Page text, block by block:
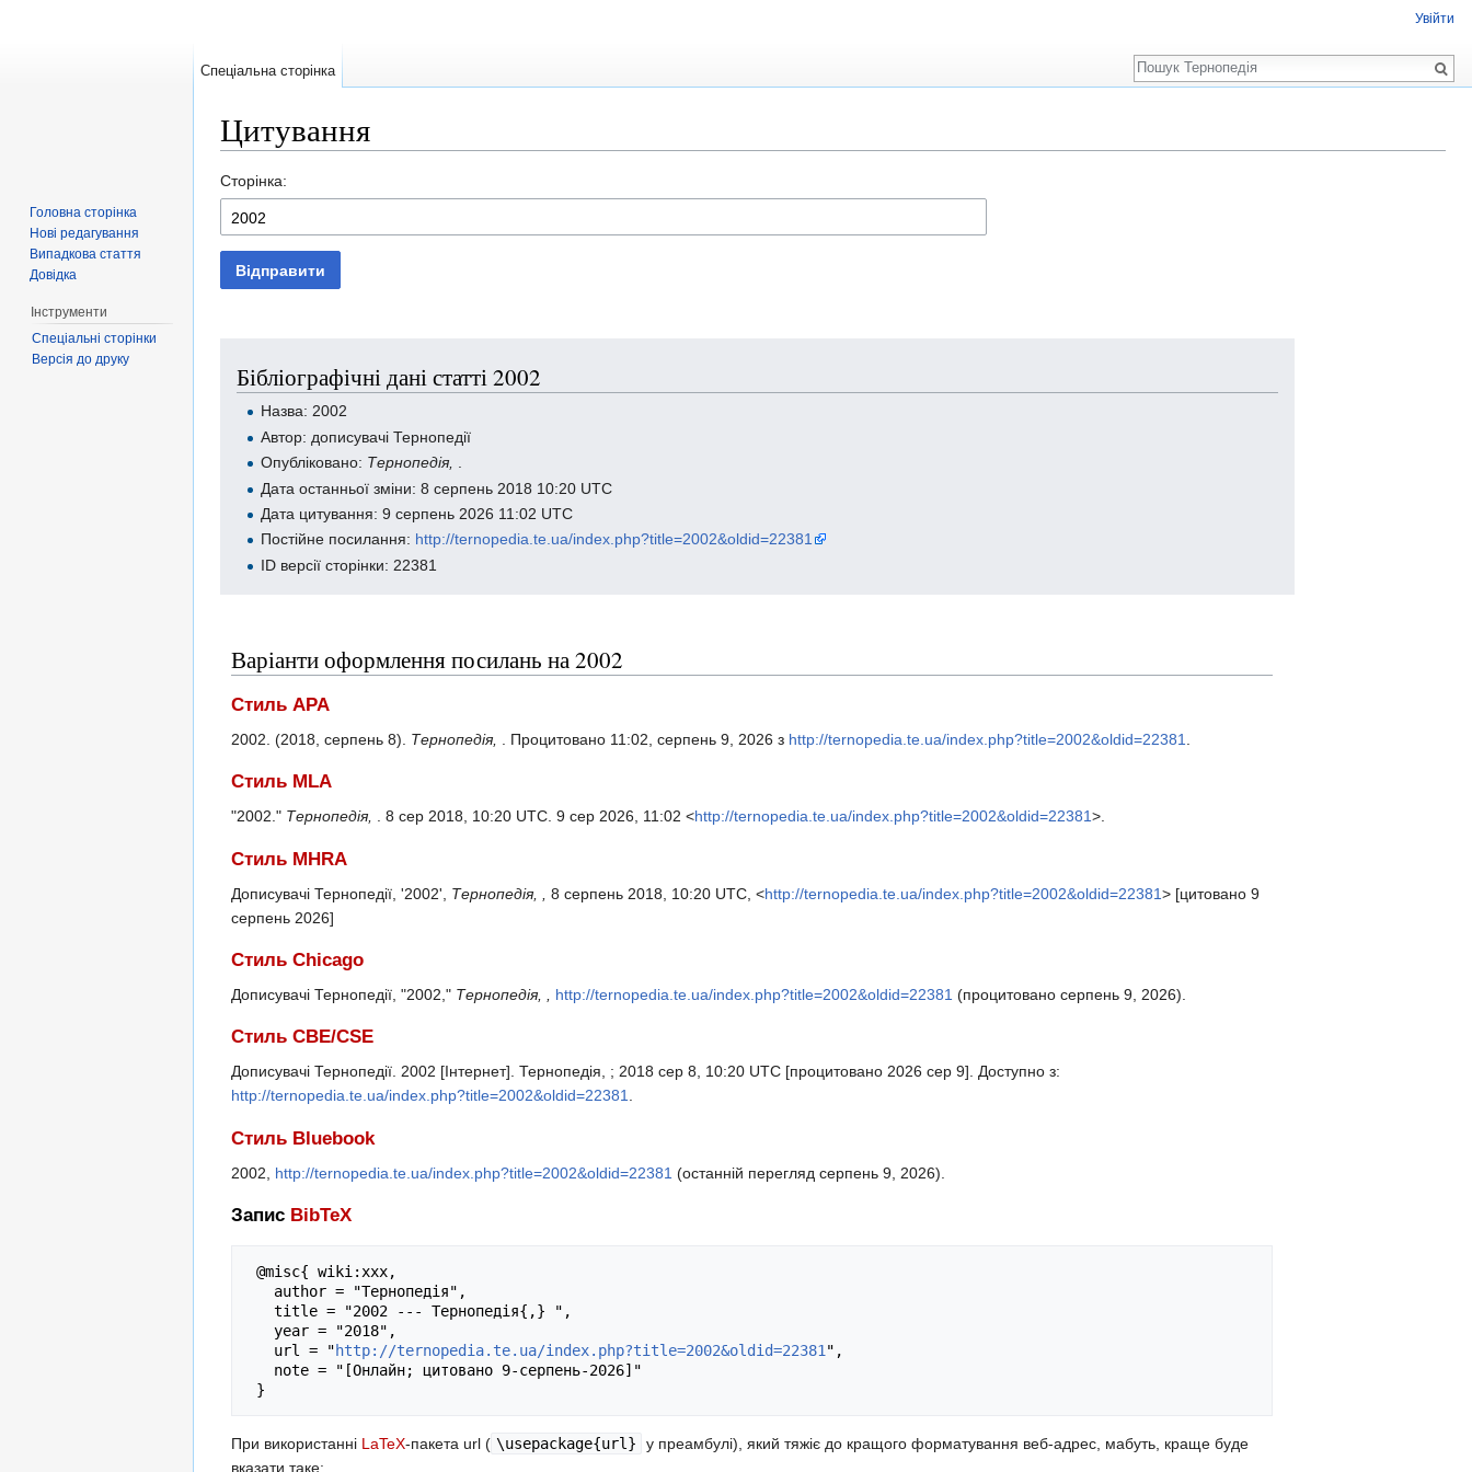
Цитування
Сторінка:
Відправити
Бібліографічні дані статті 2002
Назва: 2002
Автор: дописувачі Тернопедії
Опубліковано: Тернопедія, .
Дата останньої зміни: 8 серпень 2018 10:20 UTC
Дата цитування: 9 серпень 2026 11:02 UTC
Постійне посилання: http://ternopedia.te.ua/index.php?title=2002&oldid=22381
ID версії сторінки: 22381
Варіанти оформлення посилань на 2002
Стиль APA
2002. (2018, серпень 8). Тернопедія, . Процитовано 11:02, серпень 9, 2026 з http://ternopedia.te.ua/index.php?title=2002&oldid=22381
Стиль MLA
"2002." Тернопедія, . 8 сер 2018, 10:20 UTC. 9 сер 2026, 11:02 <http://ternopedia.te.ua/index.php?title=2002&oldid=22381>.
Стиль MHRA
Дописувачі Тернопедії, '2002', Тернопедія, , 8 серпень 2018, 10:20 UTC, <http://ternopedia.te.ua/index.php?title=2002&oldid=22381> [цитовано 9
серпень 2026]
Стиль Chicago
Дописувачі Тернопедії, "2002," Тернопедія, , http://ternopedia.te.ua/index.php?title=2002&oldid=22381 (процитовано серпень 9, 2026).
Стиль CBE/CSE
Дописувачі Тернопедії. 2002 [Інтернет]. Тернопедія, ; 2018 сер 8, 10:20 UTC [процитовано 2026 сер 9]. Доступно з:
http://ternopedia.te.ua/index.php?title=2002&oldid=22381.
Стиль Bluebook
2002, http://ternopedia.te.ua/index.php?title=2002&oldid=22381 (останній перегляд серпень 9, 2026).
Запис BibTeX
   url = "
http://ternopedia.te.ua/index.php?title=2002&oldid=22381",
При використанні LaTeX-пакета url ( \usepackage{url}
у преамбулі), який тяжіє до кращого форматування веб-адрес, мабуть, краще буде
вказати таке:
Увійти
Спеціальна сторінка
Пошук
Головна сторінка
Нові редагування
Випадкова стаття
Довідка
Інструменти
Спеціальні сторінки
Версія до друку